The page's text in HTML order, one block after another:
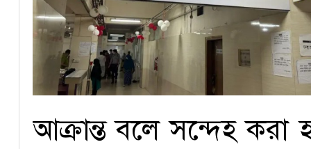
আক্রান্ত বলে সন্দেহ